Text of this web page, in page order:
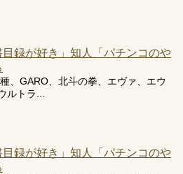
録が好き」知人「パチンコのや
、GARO、北斗の拳、エヴァ、エウ
ルトラ...
録が好き」知人「パチンコのや